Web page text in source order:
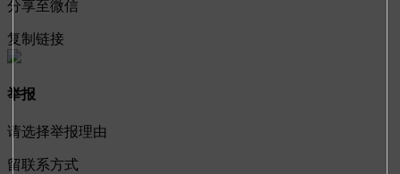
分享至微信
复制链接
举报
请选择举报理由
留联系方式